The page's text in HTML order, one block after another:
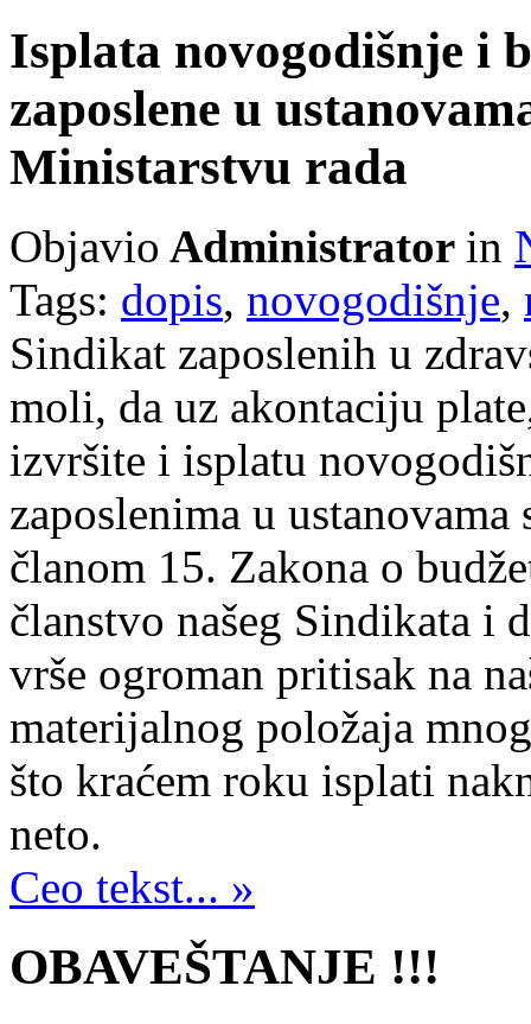
Isplata novogodišnje i
zaposlene u
Ministarstvu rada
Objavio Administrator in
Tags: dopis, novogodišnje,
Sindikat zaposlenih u
moli, da uz akontaciju
izvršite i isplatu
zaposlenima u
članom 15. Zakona o
članstvo našeg Sindikata i
vrše ogroman pritisak na
materijalnog položaja
što kraćem roku isplati
neto.
Ceo tekst... »
OBAVEŠTANJE !!!